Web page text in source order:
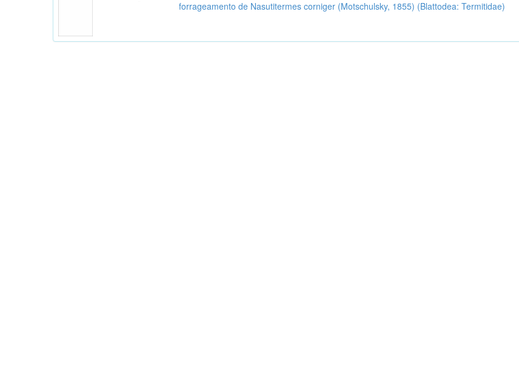
forrageamento de Nasutitermes corniger (Motschulsky, 1855) (Blattodea: Termitidae)